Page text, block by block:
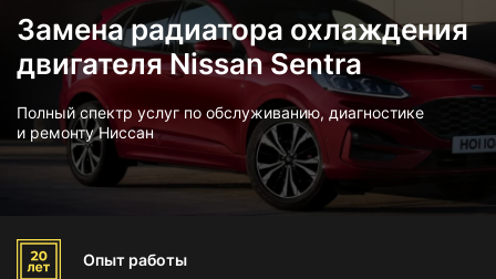
Замена радиатора охлаждения
двигателя Nissan Sentra
Полный спектр услуг по обслуживанию, диагностике
и ремонту Ниссан
Опыт работы